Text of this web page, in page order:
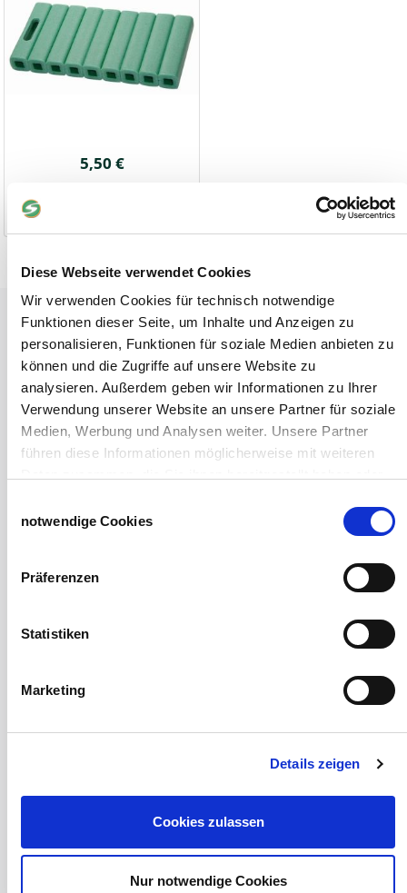
Diese Webseite verwendet Cookies
Wir verwenden Cookies für technisch notwendige
Funktionen dieser Seite, um Inhalte und Anzeigen zu
personalisieren, Funktionen für soziale Medien anbieten zu
können und die Zugriffe auf unsere Website zu
analysieren. Außerdem geben wir Informationen zu Ihrer
Verwendung unserer Website an unsere Partner für soziale
Medien, Werbung und Analysen weiter. Unsere Partner
führen diese Informationen möglicherweise mit weiteren
haben.
notwendige Cookies
Präferenzen
Statistiken
Marketing
Details zeigen
Cookies zulassen
Nur notwendige Cookies
5,50 €
Tiere
Weideunterstand groß
Wasserversorgung für Weidetiere
Euronetz
Zubereitung Melasseschnitzel für Pferde
Hobby-Farming
Grundlagen der Hühnerhaltung
Tiere Landwirtschaft
Geflügeltränken Ratgeber
Saatgut für die Pferdeweide
Windschutzgewebe
Windschutznetz für Pferdeführanlagen
Windschutznetz mit Keder
PVC Lamellen für Pferdeställe
Windschutznetz Meterware